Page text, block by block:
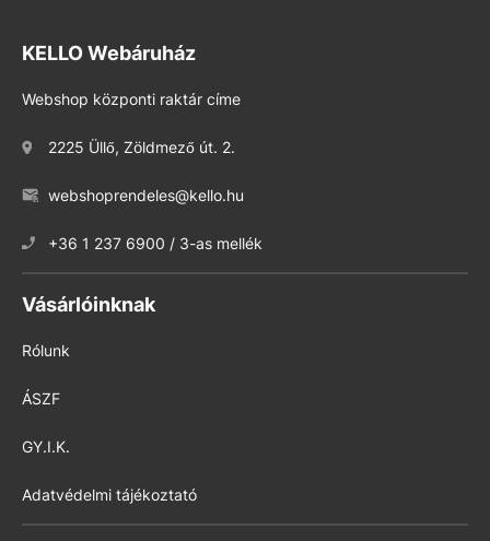
KELLO Webáruház
Webshop központi raktár címe
2225 Üllő, Zöldmező út. 2.
webshoprendeles@kello.hu
+36 1 237 6900 / 3-as mellék
Vásárlóinknak
Rólunk
ÁSZF
GY.I.K.
Adatvédelmi tájékoztató